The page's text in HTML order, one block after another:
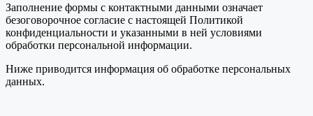
Заполнение формы с контактными данными означает
безоговорочное согласие с настоящей Политикой
конфиденциальности и указанными в ней условиями
обработки персональной информации.
Ниже приводится информация об обработке персональных
данных.